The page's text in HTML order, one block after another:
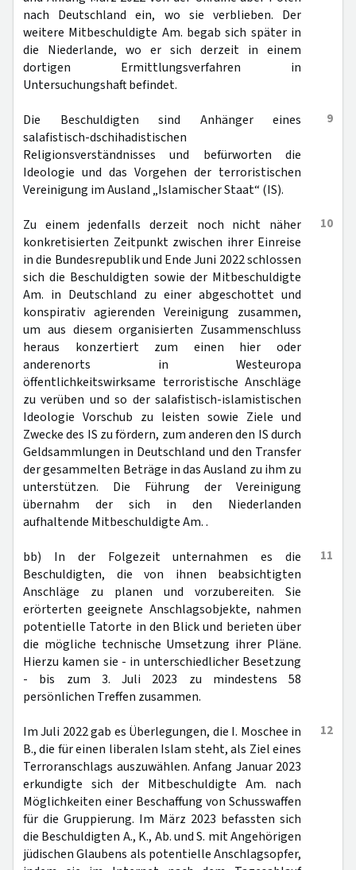
nach Deutschland ein, wo sie verblieben. Der
weitere Mitbeschuldigte Am. begab sich später in
die Niederlande, wo er sich derzeit in einem
dortigen Ermittlungsverfahren in
Untersuchungshaft befindet.
9
Die Beschuldigten sind Anhänger eines
salafistisch-dschihadistischen
Religionsverständnisses und befürworten die
Ideologie und das Vorgehen der terroristischen
Vereinigung im Ausland „Islamischer Staat“ (IS).
10
Zu einem jedenfalls derzeit noch nicht näher
konkretisierten Zeitpunkt zwischen ihrer Einreise
in die Bundesrepublik und Ende Juni 2022 schlossen
sich die Beschuldigten sowie der Mitbeschuldigte
Am. in Deutschland zu einer abgeschottet und
konspirativ agierenden Vereinigung zusammen,
um aus diesem organisierten Zusammenschluss
heraus konzertiert zum einen hier oder
anderenorts in Westeuropa
öffentlichkeitswirksame terroristische Anschläge
zu verüben und so der salafistisch-islamistischen
Ideologie Vorschub zu leisten sowie Ziele und
Zwecke des IS zu fördern, zum anderen den IS durch
Geldsammlungen in Deutschland und den Transfer
der gesammelten Beträge in das Ausland zu ihm zu
unterstützen. Die Führung der Vereinigung
übernahm der sich in den Niederlanden
aufhaltende Mitbeschuldigte Am. .
11
bb) In der Folgezeit unternahmen es die
Beschuldigten, die von ihnen beabsichtigten
Anschläge zu planen und vorzubereiten. Sie
erörterten geeignete Anschlagsobjekte, nahmen
potentielle Tatorte in den Blick und berieten über
die mögliche technische Umsetzung ihrer Pläne.
Hierzu kamen sie - in unterschiedlicher Besetzung
- bis zum 3. Juli 2023 zu mindestens 58
persönlichen Treffen zusammen.
12
Im Juli 2022 gab es Überlegungen, die I. Moschee in
B., die für einen liberalen Islam steht, als Ziel eines
Terroranschlags auszuwählen. Anfang Januar 2023
erkundigte sich der Mitbeschuldigte Am. nach
Möglichkeiten einer Beschaffung von Schusswaffen
für die Gruppierung. Im März 2023 befassten sich
die Beschuldigten A., K., Ab. und S. mit Angehörigen
jüdischen Glaubens als potentielle Anschlagsopfer,